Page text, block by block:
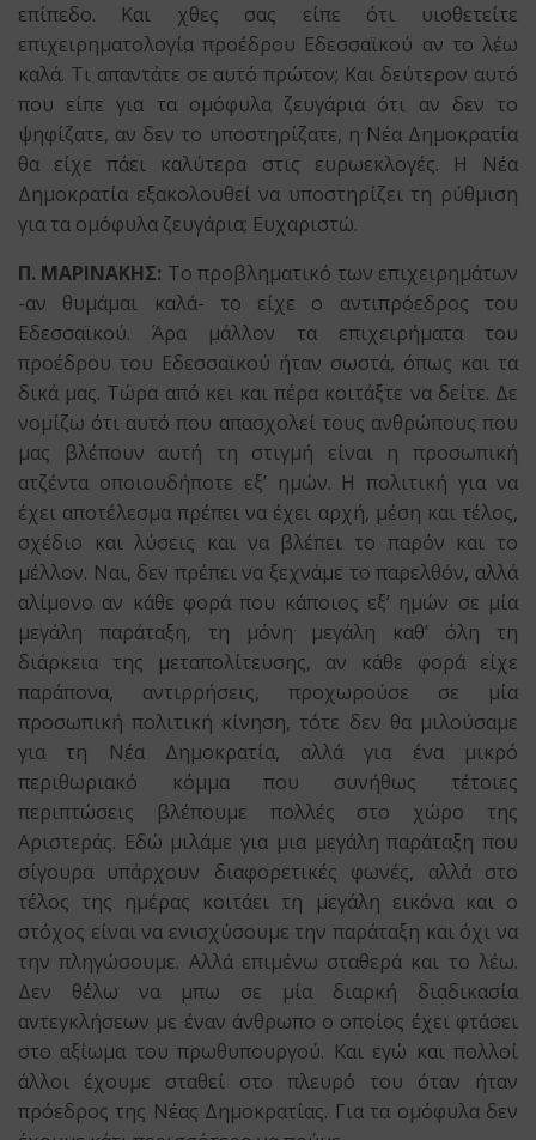
επίπεδο. Και χθες σας είπε ότι υιοθετείτε
επιχειρηματολογία προέδρου Εδεσσαϊκού αν το λέω
καλά. Τι απαντάτε σε αυτό πρώτον; Και δεύτερον αυτό
που είπε για τα ομόφυλα ζευγάρια ότι αν δεν το
ψηφίζατε, αν δεν το υποστηρίζατε, η Νέα Δημοκρατία
θα είχε πάει καλύτερα στις ευρωεκλογές. Η Νέα
Δημοκρατία εξακολουθεί να υποστηρίζει τη ρύθμιση
για τα ομόφυλα ζευγάρια; Ευχαριστώ.
Π. ΜΑΡΙΝΑΚΗΣ: Το προβληματικό των επιχειρημάτων
-αν θυμάμαι καλά- το είχε ο αντιπρόεδρος του
Εδεσσαϊκού. Άρα μάλλον τα επιχειρήματα του
προέδρου του Εδεσσαϊκού ήταν σωστά, όπως και τα
δικά μας. Τώρα από κει και πέρα κοιτάξτε να δείτε. Δε
νομίζω ότι αυτό που απασχολεί τους ανθρώπους που
μας βλέπουν αυτή τη στιγμή είναι η προσωπική
ατζέντα οποιουδήποτε εξ’ ημών. Η πολιτική για να
έχει αποτέλεσμα πρέπει να έχει αρχή, μέση και τέλος,
σχέδιο και λύσεις και να βλέπει το παρόν και το
μέλλον. Ναι, δεν πρέπει να ξεχνάμε το παρελθόν, αλλά
αλίμονο αν κάθε φορά που κάποιος εξ’ ημών σε μία
μεγάλη παράταξη, τη μόνη μεγάλη καθ’ όλη τη
διάρκεια της μεταπολίτευσης, αν κάθε φορά είχε
παράπονα, αντιρρήσεις, προχωρούσε σε μία
προσωπική πολιτική κίνηση, τότε δεν θα μιλούσαμε
για τη Νέα Δημοκρατία, αλλά για ένα μικρό
περιθωριακό κόμμα που συνήθως τέτοιες
περιπτώσεις βλέπουμε πολλές στο χώρο της
Αριστεράς. Εδώ μιλάμε για μια μεγάλη παράταξη που
σίγουρα υπάρχουν διαφορετικές φωνές, αλλά στο
τέλος της ημέρας κοιτάει τη μεγάλη εικόνα και ο
στόχος είναι να ενισχύσουμε την παράταξη και όχι να
την πληγώσουμε. Αλλά επιμένω σταθερά και το λέω.
Δεν θέλω να μπω σε μία διαρκή διαδικασία
αντεγκλήσεων με έναν άνθρωπο ο οποίος έχει φτάσει
στο αξίωμα του πρωθυπουργού. Και εγώ και πολλοί
άλλοι έχουμε σταθεί στο πλευρό του όταν ήταν
πρόεδρος της Νέας Δημοκρατίας. Για τα ομόφυλα δεν